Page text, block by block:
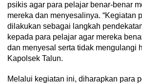
psikis agar para pelajar benar-benar
mereka dan menyesalinya. “Kegiatan
dilakukan sebagai langkah
kepada para pelajar agar mereka
dan menyesal serta tidak mengulangi
Kapolsek Talun.
Melalui kegiatan ini, diharapkan para